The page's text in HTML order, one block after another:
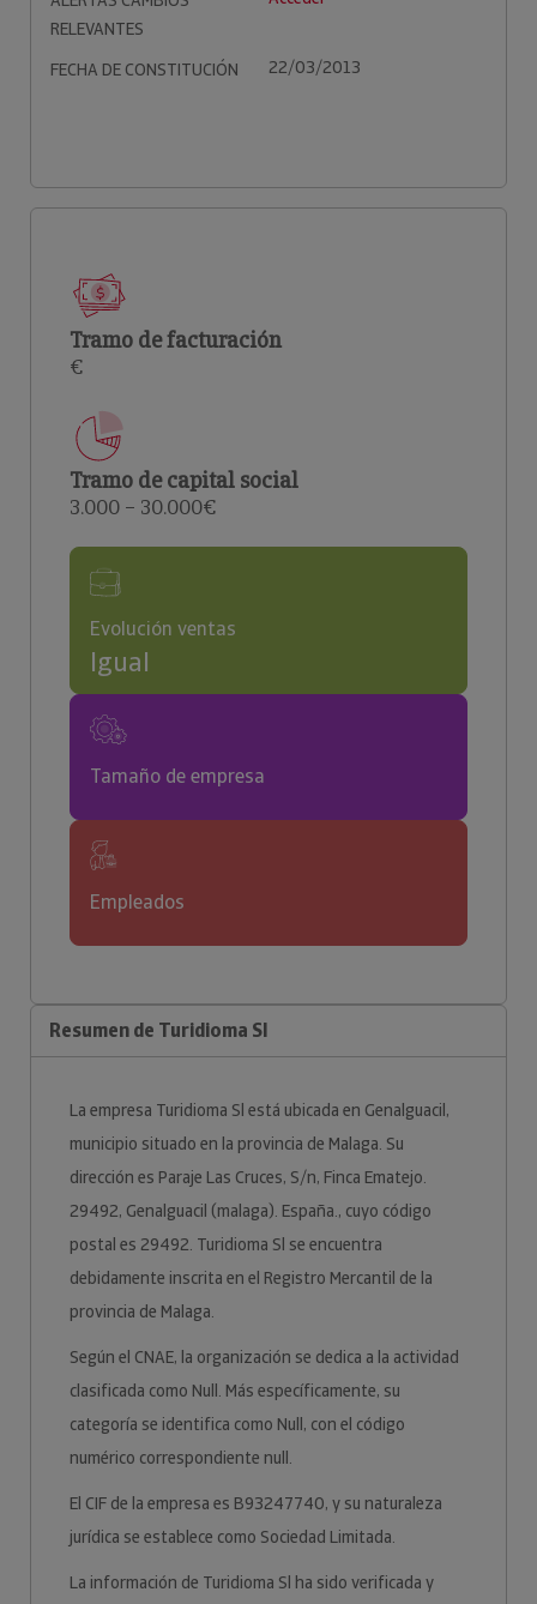
RELEVANTES
FECHA DE CONSTITUCIÓN 22/03/2013
Tramo de facturación
€
Tramo de capital social
3.000 – 30.000€
Evolución ventas
Igual
Tamaño de empresa
Empleados
Resumen de Turidioma Sl
La empresa Turidioma Sl está ubicada en Genalguacil,
municipio situado en la provincia de Malaga. Su
dirección es Paraje Las Cruces, S/n, Finca Ematejo.
29492, Genalguacil (malaga). España., cuyo código
postal es 29492. Turidioma Sl se encuentra
debidamente inscrita en el Registro Mercantil de la
provincia de Malaga.
Según el CNAE, la organización se dedica a la actividad
clasificada como Null. Más específicamente, su
categoría se identifica como Null, con el código
numérico correspondiente null.
El CIF de la empresa es B93247740, y su naturaleza
jurídica se establece como Sociedad Limitada.
La información de Turidioma Sl ha sido verificada y